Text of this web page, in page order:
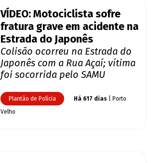
VÍDEO: Motociclista sofre
fratura grave em acidente na
Estrada do Japonês
Colisão ocorreu na Estrada do
Japonês com a Rua Açaí; vítima
foi socorrida pelo SAMU
Plantão de Polícia Há 617 dias | Porto
Velho